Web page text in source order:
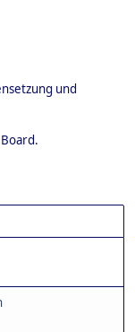
und